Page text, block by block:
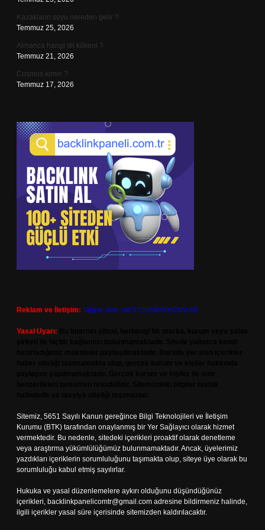
Kazakların soyu nereden gelir ?
Temmuz 25, 2026
Almanca hangi dil kökeni ?
Temmuz 21, 2026
Cosmos kimin ?
Temmuz 17, 2026
Reklam ve İletişim: Skype: live:.cid.575569c608265c69
Yasal Uyarı:
Sitemiz, 5651 Sayılı Kanun gereğince Bilgi Teknolojileri ve İletişim
Kurumu (BTK) tarafından onaylanmış bir Yer Sağlayıcı olarak hizmet
vermektedir. Bu nedenle, sitedeki içerikleri proaktif olarak denetleme
veya araştırma yükümlülüğümüz bulunmamaktadır. Ancak, üyelerimiz
yazdıkları içeriklerin sorumluluğunu taşımakta olup, siteye üye olarak bu
sorumluluğu kabul etmiş sayılırlar.
Hukuka ve yasal düzenlemelere aykırı olduğunu düşündüğünüz
içerikleri, backlinkpanelicomtr@gmail.com adresine bildirmeniz halinde,
ilgili içerikler yasal süre içerisinde sitemizden kaldırılacaktır.